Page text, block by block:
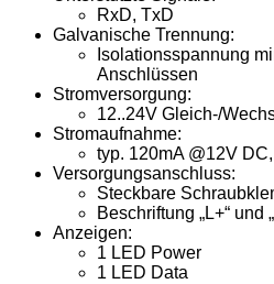
RxD, TxD
Galvanische Trennung:
Isolationsspannung
Anschlüssen
Stromversorgung:
12..24V Gleich-/
Stromaufnahme:
typ. 120mA @12V
Versorgungsanschluss:
Steckbare
Beschriftung „L+“ und
Anzeigen:
1 LED Power
1 LED Data